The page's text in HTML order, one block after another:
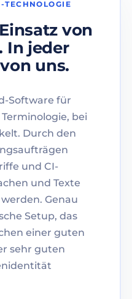
TECHNOLOGIE
von
In jeder
uns.
Software für
bei
Durch den
und CI-
und Texte
Genau
Setup, das
einer guten
sehr guten